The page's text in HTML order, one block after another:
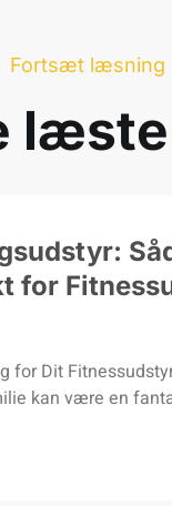
Fortsæt læsning
for
for Dit
kan være en